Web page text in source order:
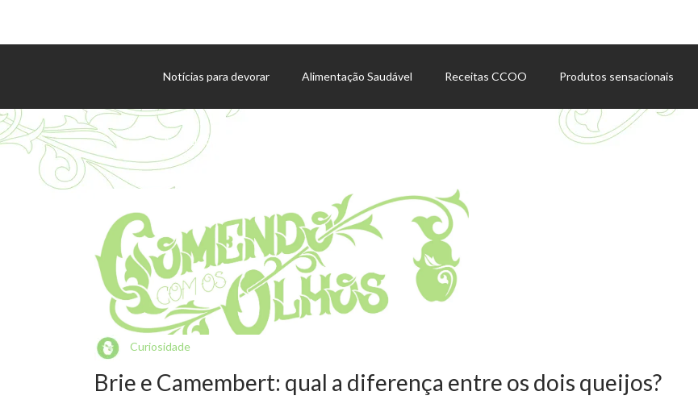
Notícias para devorar Alimentação Saudável Receitas CCOO Produtos sensacionais
Agenda de eventos
Curiosidade
Brie e Camembert: qual a diferença entre os dois queijos?